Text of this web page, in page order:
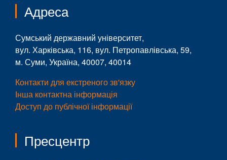
Адреса
Сумський державний університет,
вул. Харківська, 116, вул. Петропавлівська, 59,
м. Суми, Україна, 40007, 40014
Контакти для екстреного зв'язку
Інша контактна інформація
Доступ до публічної інформації
Пресцентр